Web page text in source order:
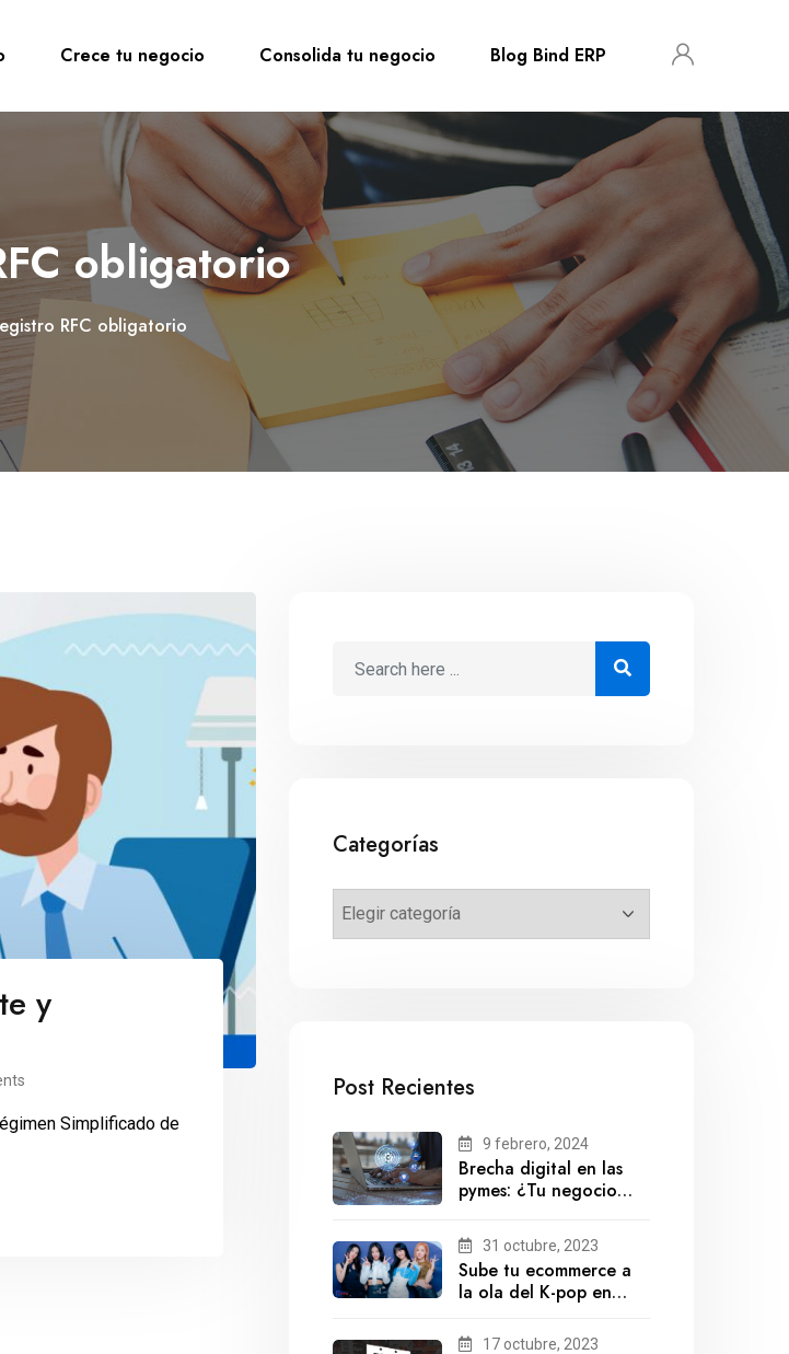
Crece tu negocio Consolida tu negocio Blog Bind ERP
obligatorio
RFC obligatorio
y
Simplificado de
Categorías
Post Recientes
9 febrero, 2024
Brecha digital en las
pymes: ¿Tu negocio
futuro?31 octubre, 2023
Sube tu ecommerce a
la ola del K-pop en
17 octubre, 2023